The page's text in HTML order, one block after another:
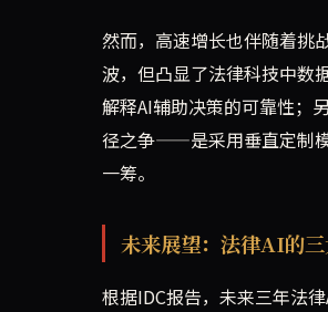
然而，高速增长也伴随着挑
波，但凸显了法律科技中数
解释AI辅助决策的可靠性；
径之争——是采用垂直定制
一筹。
未来展望：法律AI的
根据IDC报告，未来三年法